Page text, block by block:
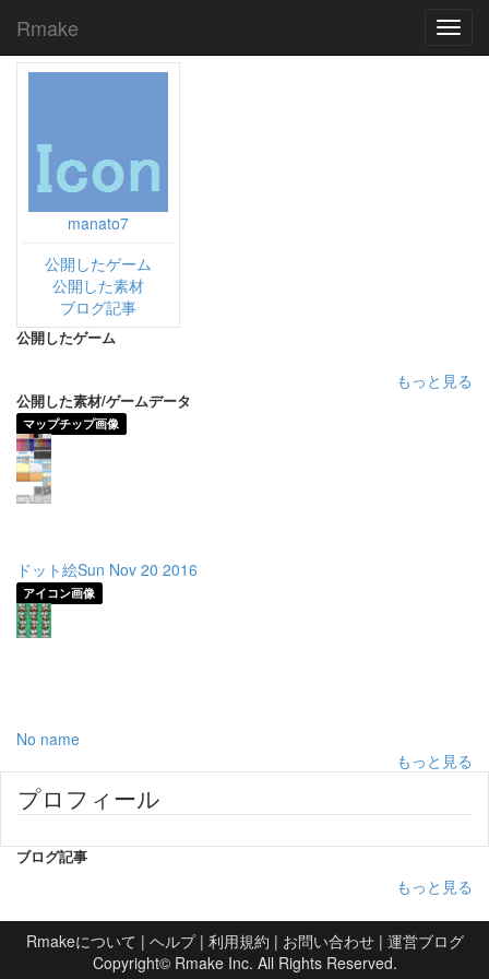
Rmake
manato7
公開したゲーム
公開した素材
ブログ記事
公開したゲーム
もっと見る
公開した素材/ゲームデータ
マップチップ画像
ドット絵Sun Nov 20 2016
アイコン画像
No name
もっと見る
プロフィール
ブログ記事
もっと見る
Rmakeについて | ヘルプ| 利用規約 | お問い合わせ| 運営ブログ
Copyright© Rmake Inc. All Rights Reserved.